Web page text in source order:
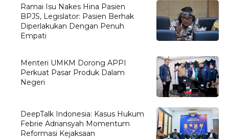
Ramai Isu Nakes Hina Pasien
BPJS, Legislator: Pasien Berhak
Diperlakukan Dengan Penuh
Empati
Menteri UMKM Dorong APPI
Perkuat Pasar Produk Dalam
Negeri
DeepTalk Indonesia: Kasus Hukum
Febrie Adriansyah Momentum
Reformasi Kejaksaan